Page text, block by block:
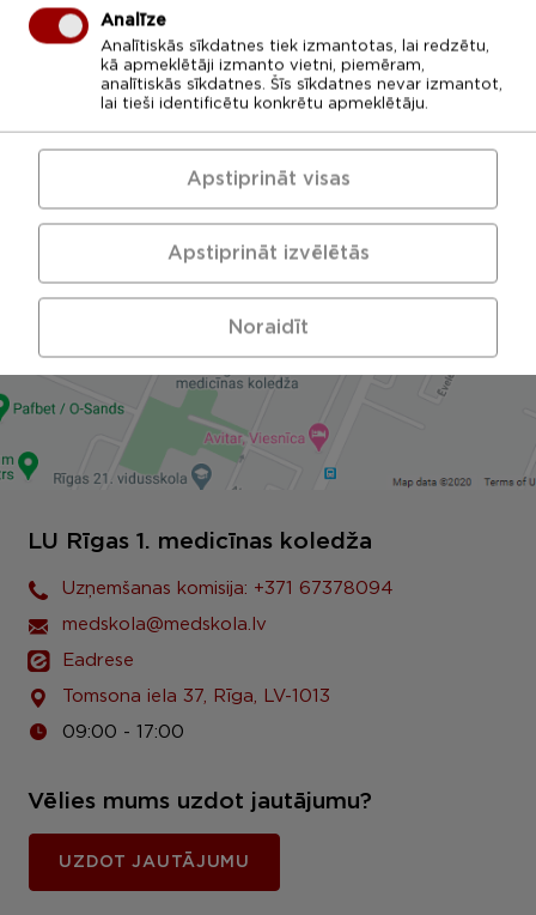
Apmācības
LU Rīgas 1. medicīnas koledža
Uzņemšanas komisija: +371 67378094
medskola@medskola.lv
Eadrese
Tomsona iela 37, Rīga, LV-1013
09:00 - 17:00
Vēlies mums uzdot jautājumu?
UZDOT JAUTĀJUMU
Analīze
Analītiskās sīkdatnes tiek izmantotas, lai redzētu,
kā apmeklētāji izmanto vietni, piemēram,
analītiskās sīkdatnes. Šīs sīkdatnes nevar izmantot,
lai tieši identificētu konkrētu apmeklētāju.
Noraidīt
Apstiprināt izvēlētās
Apstiprināt visas